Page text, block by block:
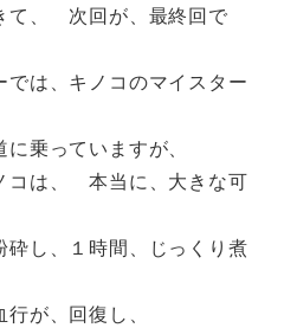
、 次回が、最終回で
は、キノコのマイスター
乗っていますが、
は、 本当に、大きな可
し、１時間、じっくり煮
、回復し、